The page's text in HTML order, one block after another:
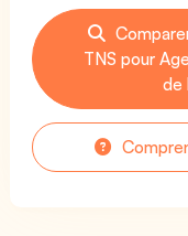
TNS pour
de